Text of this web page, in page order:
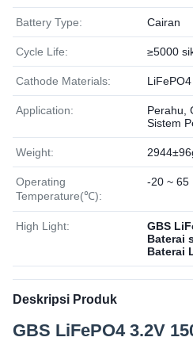
Battery Type: Cairan
Cycle Life: ≥5000
Cathode Materials: LiFePO4
Application:
Perahu,
Sistem
Weight:
Operating
Temperature(℃):
-20 ~ 65
High Light: GBS
Baterai
Baterai
Deskripsi Produk
GBS LiFePO4 3.2V